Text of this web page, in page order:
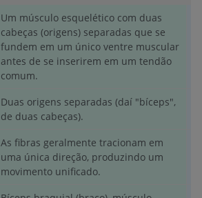
Um músculo esquelético com duas
cabeças (origens) separadas que se
fundem em um único ventre muscular
antes de se inserirem em um tendão
comum.
Duas origens separadas (daí "bíceps",
de duas cabeças).
As fibras geralmente tracionam em
uma única direção, produzindo um
movimento unificado.